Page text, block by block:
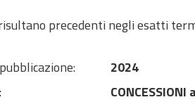
precedenti negli esatti
2024